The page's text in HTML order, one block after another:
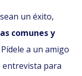
un éxito,
comunes y
Pídele a un amigo
para